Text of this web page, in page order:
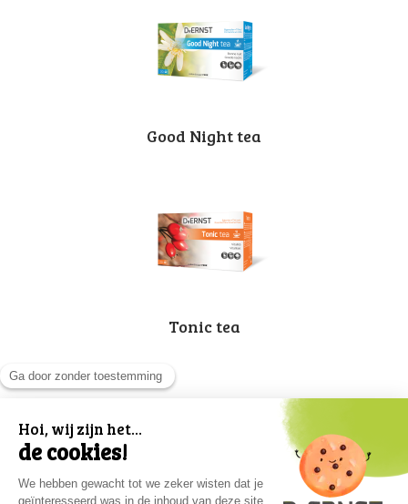
Good Night tea
Tonic tea